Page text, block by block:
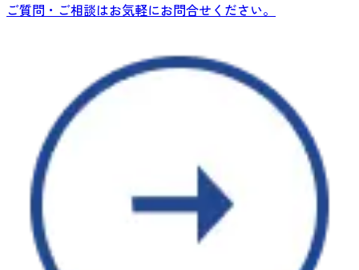
ご質問・ご相談はお気軽にお問合せください。